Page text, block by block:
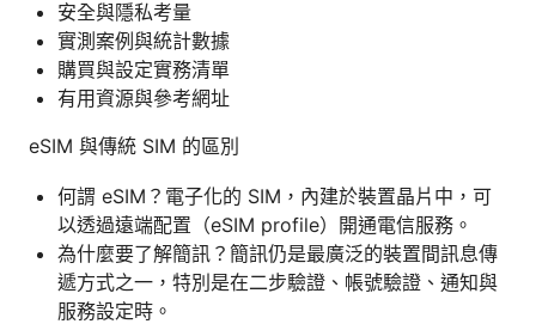
安全與隱私考量
實測案例與統計數據
購買與設定實務清單
有用資源與參考網址
eSIM 與傳統 SIM 的區別
何謂 eSIM？電子化的 SIM，內建於裝置晶片中，可
以透過遠端配置（eSIM profile）開通電信服務。
為什麼要了解簡訊？簡訊仍是最廣泛的裝置間訊息傳
遞方式之一，特別是在二步驗證、帳號驗證、通知與
服務設定時。